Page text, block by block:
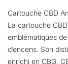
Cartouche CBD
La cartouche
emblématiques
d’encens. Son
enrichi en CBG,